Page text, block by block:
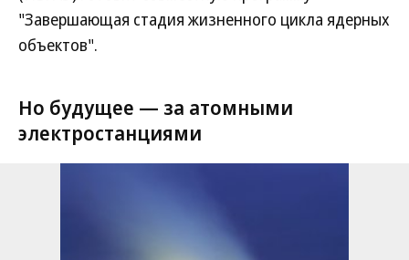
"Завершающая стадия жизненного цикла ядерных
объектов".
Но будущее — за атомными
электростанциями